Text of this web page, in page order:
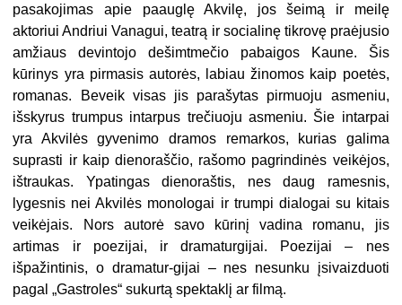
pasakojimas apie paauglę Akvilę, jos šeimą ir meilę
aktoriui Andriui Vanagui, teatrą ir socialinę tikrovę praėjusio
amžiaus devintojo dešimtmečio pabaigos Kaune. Šis
kūrinys yra pirmasis autorės, labiau žinomos kaip poetės,
romanas. Beveik visas jis parašytas pirmuoju asmeniu,
išskyrus trumpus intarpus trečiuoju asmeniu. Šie intarpai
yra Akvilės gyvenimo dramos remarkos, kurias galima
suprasti ir kaip dienoraščio, rašomo pagrindinės veikėjos,
ištraukas. Ypatingas dienoraštis, nes daug ramesnis,
lygesnis nei Akvilės monologai ir trumpi dialogai su kitais
veikėjais. Nors autorė savo kūrinį vadina romanu, jis
artimas ir poezijai, ir dramaturgijai. Poezijai – nes
išpažintinis, o dramatur-gijai – nes nesunku įsivaizduoti
pagal „Gastroles“ sukurtą spektaklį ar filmą.